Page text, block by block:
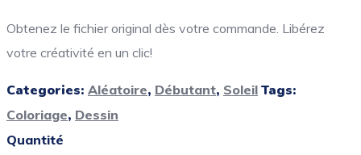
Obtenez le fichier original dès votre commande. Libérez
votre créativité en un clic!
Categories: Aléatoire, Débutant, Soleil Tags:
Coloriage, Dessin
Quantité